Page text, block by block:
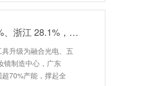
中国化妆镜产业带地图：广东占 42.8%、浙江 28.1%，强在哪？
升级为融合光电、五
镜制造中心，广东
70%产能，撑起全